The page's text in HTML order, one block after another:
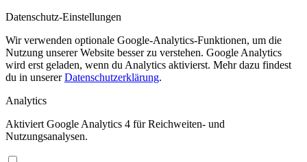
Datenschutz-Einstellungen
Wir verwenden optionale Google-Analytics-Funktionen, um die
Nutzung unserer Website besser zu verstehen. Google Analytics
wird erst geladen, wenn du Analytics aktivierst. Mehr dazu findest
du in unserer Datenschutzerklärung.
Analytics
Aktiviert Google Analytics 4 für Reichweiten- und
Nutzungsanalysen.